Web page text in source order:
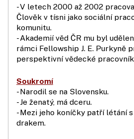
- V letech 2000 až 2002
Člověk v tísni jako sociální
komunitu.
- Akademií věd ČR mu byl
rámci Fellowship J. E. Purkyně
perspektivní vědecké
Soukromí
- Narodil se na Slovensku.
- Je ženatý, má dceru.
- Mezi jeho koníčky patří létání
drakem.